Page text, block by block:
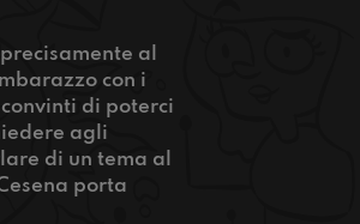
al
con i
di poterci
agli
di un tema al
porta